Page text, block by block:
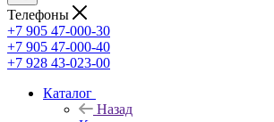
Телефоны
+7 905 47-000-30
+7 905 47-000-40
+7 928 43-023-00
Каталог
Назад